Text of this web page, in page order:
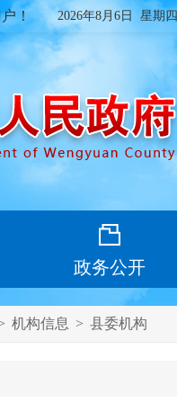
！ 2026年8月6日 星期四
政务公开
机构信息 > 县委机构